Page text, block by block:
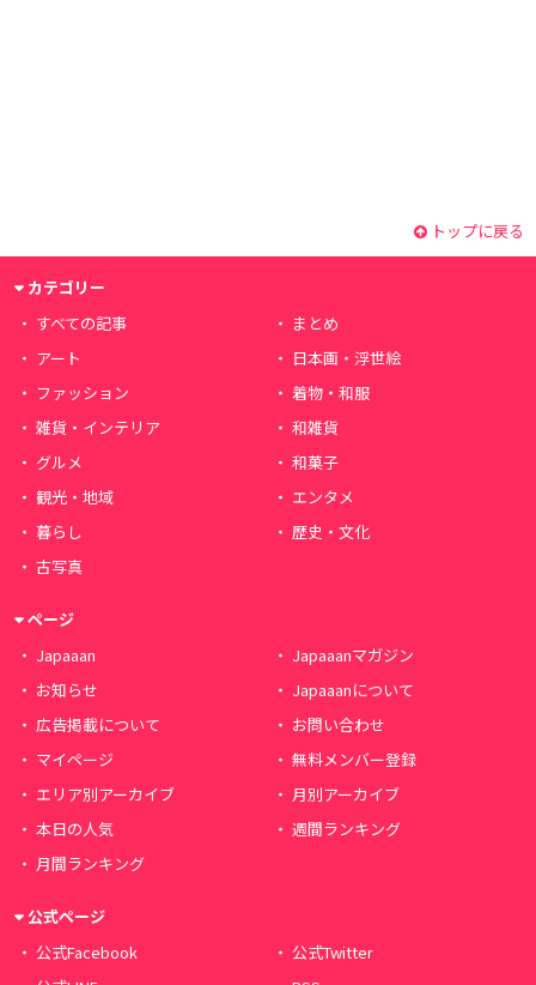
トップに戻る
カテゴリー
すべての記事
まとめ
アート
日本画・浮世絵
ファッション
着物・和服
雑貨・インテリア
和雑貨
グルメ
和菓子
観光・地域
エンタメ
暮らし
歴史・文化
古写真
ページ
Japaaan
Japaaanマガジン
お知らせ
Japaaanについて
広告掲載について
お問い合わせ
マイページ
無料メンバー登録
エリア別アーカイブ
月別アーカイブ
本日の人気
週間ランキング
月間ランキング
公式ページ
公式Facebook
公式Twitter